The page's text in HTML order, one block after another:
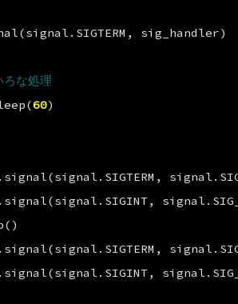
(signal . SIGTERM , sig_handler)
な処理
(60)
. signal(signal . SIGTERM , signal .
. signal(signal . SIGINT, signal .
()
. signal(signal . SIGTERM , signal .
. signal(signal . SIGINT, signal .